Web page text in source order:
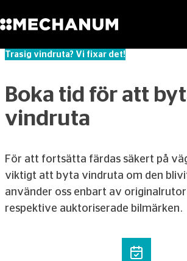
Skip to content
Sök
Trasig vindruta? Vi fixar det!
Boka tid för att
vindruta
För att fortsätta färdas säkert på
viktigt att byta vindruta om den
använder oss enbart av
respektive auktoriserade bilmärken.